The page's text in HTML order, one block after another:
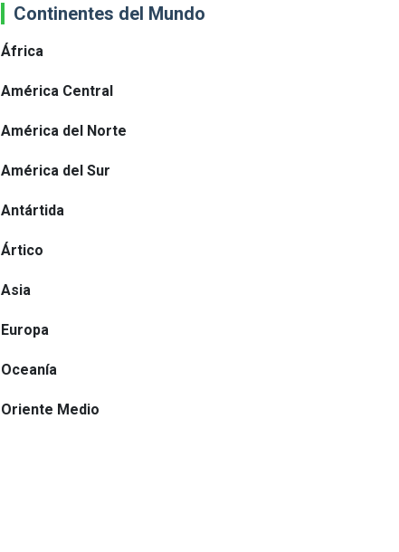
Continentes del Mundo
África
América Central
América del Norte
América del Sur
Antártida
Ártico
Asia
Europa
Oceanía
Oriente Medio